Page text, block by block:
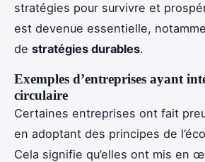
stratégies pour survivre et
est devenue essentielle,
de stratégies durables.
Exemples d’entreprises ayant
circulaire
Certaines entreprises ont fait
en adoptant des principes de
Cela signifie qu’elles ont mis en